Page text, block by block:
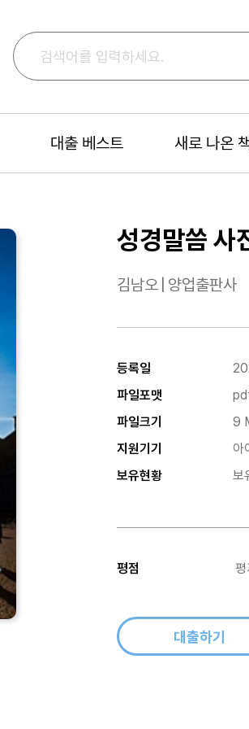
대출 베스트 새로 나온
성경말씀 사
김남오 양업출판사
등록일
파일포맷
파일크기
9
지원기기
아
보유현황
보
평점 평
대출하기